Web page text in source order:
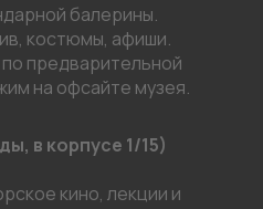
балерины.
костюмы, афиши.
предварительной
на офсайте музея.
в корпусе 1/15)
кино, лекции и